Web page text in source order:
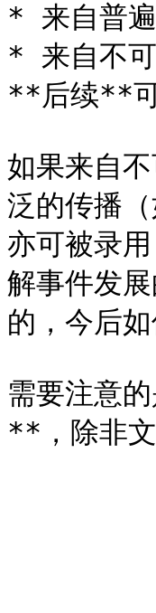
* 来自普遍
* 来自不可
**后续**可
如果来自
泛的传播
亦可被录
解事件发
的，今后
需要注意